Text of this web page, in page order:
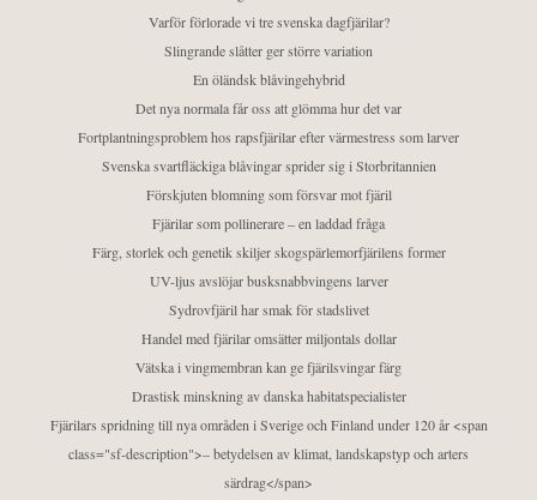
Varför förlorade vi tre svenska dagfjärilar?
Slingrande slåtter ger större variation
En öländsk blåvingehybrid
Det nya normala får oss att glömma hur det var
Fortplantningsproblem hos rapsfjärilar efter värmestress som larver
Svenska svartfläckiga blåvingar sprider sig i Storbritannien
Förskjuten blomning som försvar mot fjäril
Fjärilar som pollinerare – en laddad fråga
Färg, storlek och genetik skiljer skogspärlemorfjärilens former
UV-ljus avslöjar busksnabbvingens larver
Sydrovfjäril har smak för stadslivet
Handel med fjärilar omsätter miljontals dollar
Vätska i vingmembran kan ge fjärilsvingar färg
Drastisk minskning av danska habitatspecialister
Fjärilars spridning till nya områden i Sverige och Finland under 120 år <span
class="sf-description">– betydelsen av klimat, landskapstyp och arters
särdrag</span>